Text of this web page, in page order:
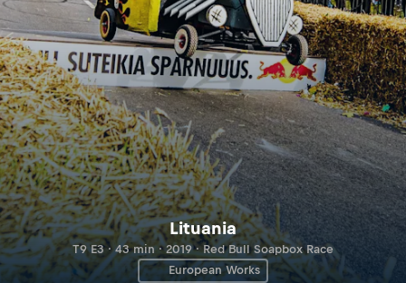
Lituania
T9 E3 · 43 min · 2019 · Red Bull Soapbox Race
European Works